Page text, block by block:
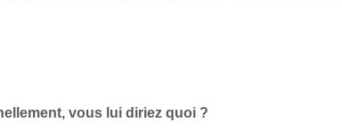
vous lui diriez quoi ?